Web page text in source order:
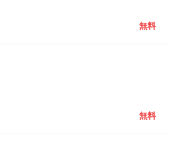
無料
無料